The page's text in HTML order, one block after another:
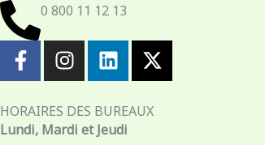
0 800 11 12 13
F
a
c
e
b
I
n
s
t
a
L
i
n
k
e
X
-
t
w
HORAIRES DES BUREAUX
Lundi, Mardi et Jeudi